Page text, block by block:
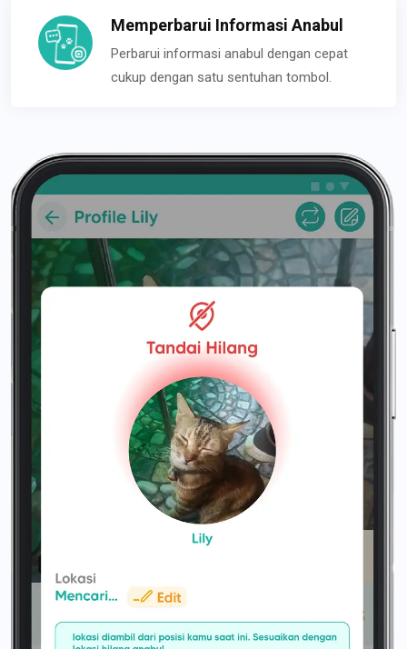
Memperbarui Informasi Anabul
Perbarui informasi anabul dengan cepat
cukup dengan satu sentuhan tombol.